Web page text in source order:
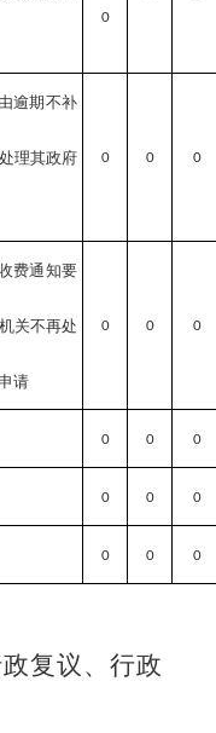
0
逾期不补
理其政府 0 0 0
费通知要
关不再处
请
0 0 0
0 0 0
0 0 0
0 0 0
复议、行政